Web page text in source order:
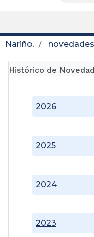
Nariño. novedades
Histórico de
2023
2024
2025
2026